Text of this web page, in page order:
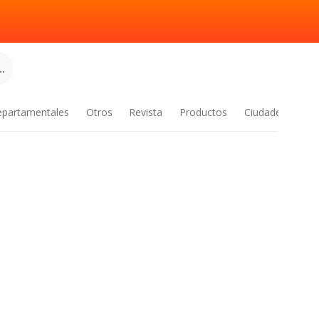
Otros Revista Productos Ciudades